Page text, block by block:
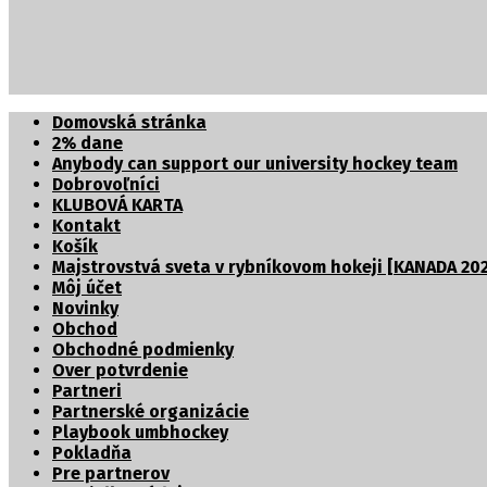
Domovská stránka
2% dane
Anybody can support our university hockey team
Dobrovoľníci
KLUBOVÁ KARTA
Kontakt
Košík
Majstrovstvá sveta v rybníkovom hokeji [KANADA
Môj účet
Novinky
Obchod
Obchodné podmienky
Over potvrdenie
Partneri
Partnerské organizácie
Playbook umbhockey
Pokladňa
Pre partnerov